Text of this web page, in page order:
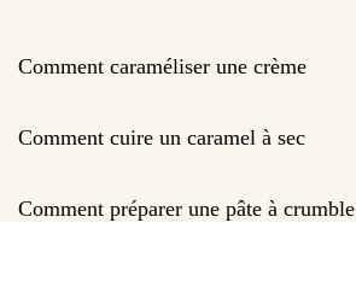
Comment caraméliser une crème
Comment cuire un caramel à sec
Comment préparer une pâte à crumble